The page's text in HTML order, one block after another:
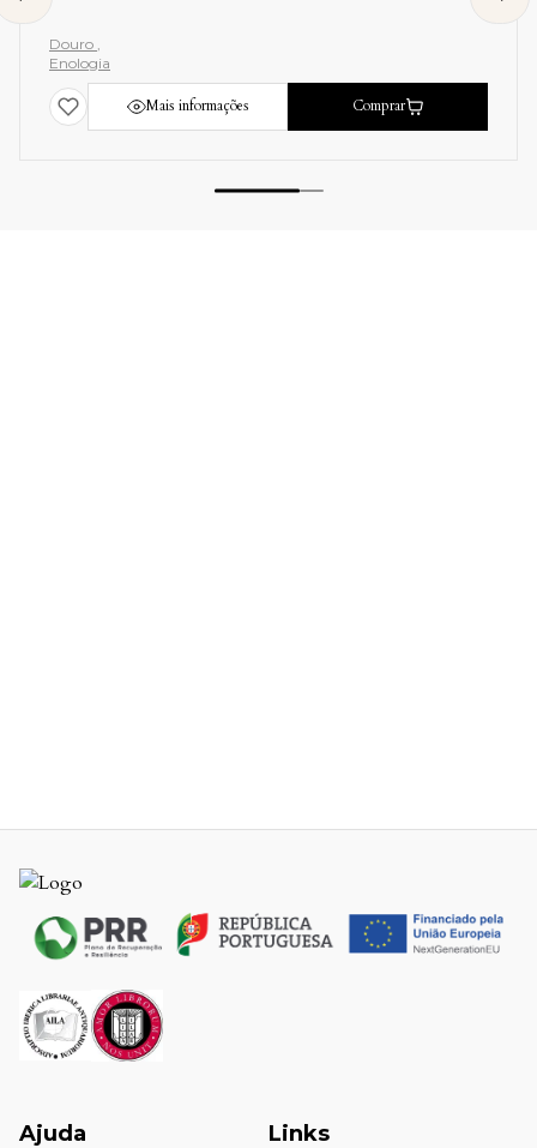
Douro
Enologia
Mais informações Comprar
Ajuda Links